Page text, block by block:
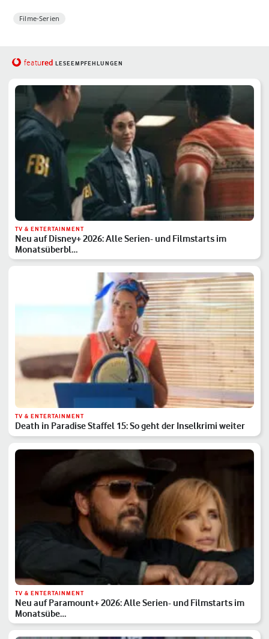
Filme-Serien
featured LESEEMPFEHLUNGEN
TV & ENTERTAINMENT
Neu auf Disney+ 2026: Alle Serien- und Filmstarts im
Monatsüberbl…
TV & ENTERTAINMENT
Death in Paradise Staffel 15: So geht der Inselkrimi weiter
TV & ENTERTAINMENT
Neu auf Paramount+ 2026: Alle Serien- und Filmstarts im
Monatsübe…